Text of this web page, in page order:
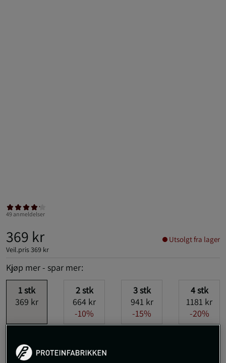
49 anmeldelser
369 kr
Veil.pris369 kr
Utsolgt fra lager
Kjøp mer - spar mer:
1stk
369 kr
2stk
664 kr
-10%
3stk
941 kr
-15%
4stk
1181 kr
-20%
Peach PineappleUtsolgt fra lager